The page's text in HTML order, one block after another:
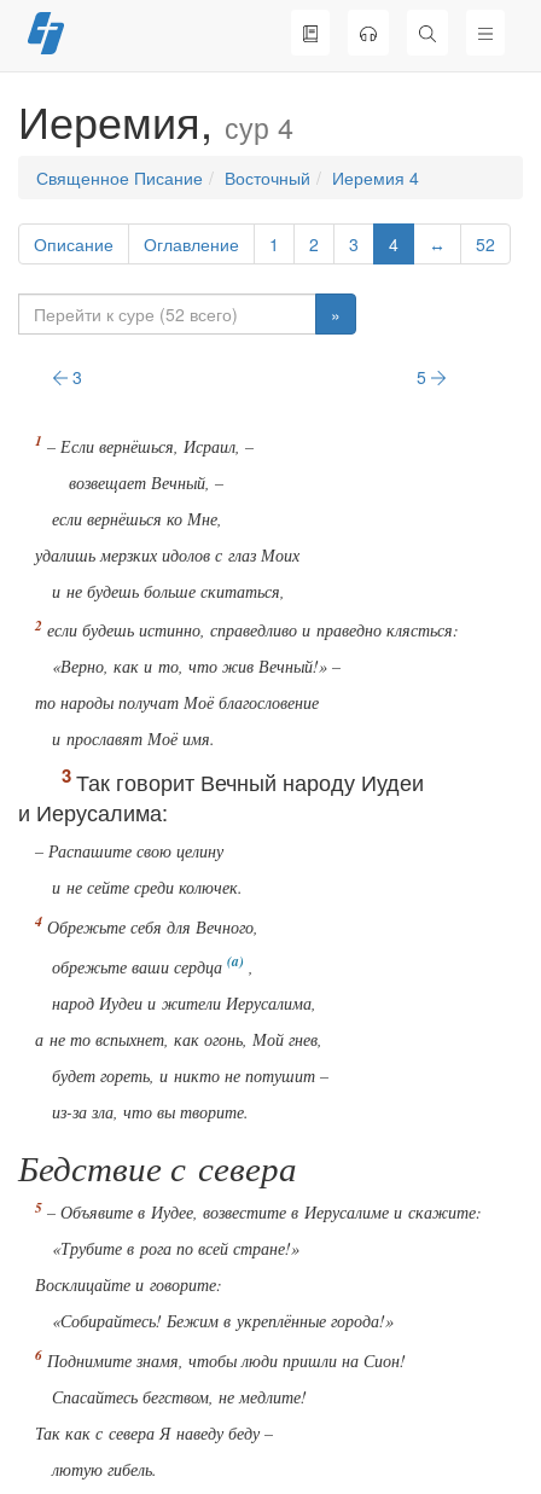
Перейти
к
Иеремия, сур 4
Священное Писание Восточный Иеремия 4
Описание Оглавление 1 2 3 4 ↔ 52
»
3 5
– Если вернёшься, Исраил, –
возвещает Вечный, –
если вернёшься ко Мне,
удалишь мерзких идолов с глаз Моих
и не будешь больше скитаться,
если будешь истинно, справедливо и праведно клясться:
«Верно, как и то, что жив Вечный!» –
то народы получат Моё благословение
и прославят Моё имя.
Так говорит Вечный народу Иудеи
и Иерусалима:
– Распашите свою целину
и не сейте среди колючек.
Обрежьте себя для Вечного,
обрежьте ваши сердца
народ Иудеи и жители Иерусалима,
а не то вспыхнет, как огонь, Мой гнев,
будет гореть, и никто не потушит –
из-за зла, что вы творите.
Бедствие с севера
– Объявите в Иудее, возвестите в Иерусалиме и скажите:
«Трубите в рога по всей стране!»
Восклицайте и говорите:
«Собирайтесь! Бежим в укреплённые города!»
Поднимите знамя, чтобы люди пришли на Сион!
Спасайтесь бегством, не медлите!
Так как с севера Я наведу беду –
лютую гибель.